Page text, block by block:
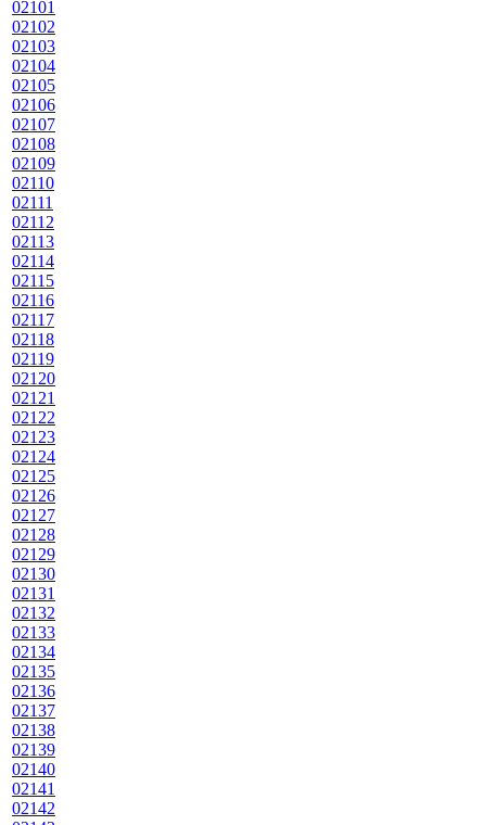
02101
02102
02103
02104
02105
02106
02107
02108
02109
02110
02111
02112
02113
02114
02115
02116
02117
02118
02119
02120
02121
02122
02123
02124
02125
02126
02127
02128
02129
02130
02131
02132
02133
02134
02135
02136
02137
02138
02139
02140
02141
02142